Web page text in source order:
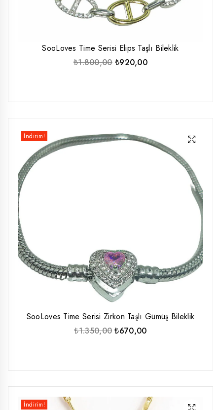
SooLoves Time Serisi Elips Taşlı Bileklik
₺1.800,00 Orijinal
₺920,00Şu
İndirim!
SooLoves Time Serisi Zirkon Taşlı Gümüş Bileklik
₺1.350,00 Orijinal
₺670,00Şu
İndirim!